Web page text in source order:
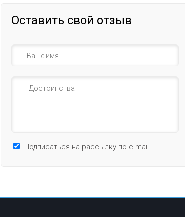
Оставить свой отзыв
Подписаться на рассылку по e-mail